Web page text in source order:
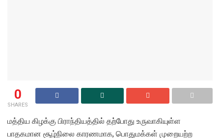
0
SHARES
மத்திய கிழக்கு பிராந்தியத்தில் தற்போது உருவாகியுள்ள
பாதகமான சூழ்நிலை காரணமாக, பொதுமக்கள் முறையற்ற